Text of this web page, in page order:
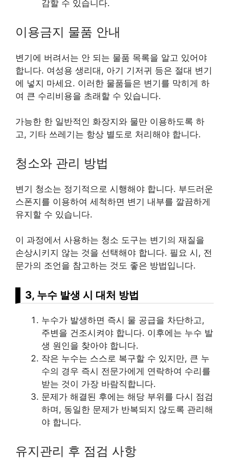
감할 수 있습니다.
이용금지 물품 안내
변기에 버려서는 안 되는 물품 목록을 알고 있어야
합니다. 여성용 생리대, 아기 기저귀 등은 절대 변기
에 넣지 마세요. 이러한 물품들은 변기를 막히게 하
여 큰 수리비용을 초래할 수 있습니다.
가능한 한 일반적인 화장지와 물만 이용하도록 하
고, 기타 쓰레기는 항상 별도로 처리해야 합니다.
청소와 관리 방법
변기 청소는 정기적으로 시행해야 합니다. 부드러운
스폰지를 이용하여 세척하면 변기 내부를 깔끔하게
유지할 수 있습니다.
이 과정에서 사용하는 청소 도구는 변기의 재질을
손상시키지 않는 것을 선택해야 합니다. 필요 시, 전
문가의 조언을 참고하는 것도 좋은 방법입니다.
3, 누수 발생 시 대처 방법
누수가 발생하면 즉시 물 공급을 차단하고,
주변을 건조시켜야 합니다. 이후에는 누수 발
생 원인을 찾아야 합니다.
작은 누수는 스스로 복구할 수 있지만, 큰 누
수의 경우 즉시 전문가에게 연락하여 수리를
받는 것이 가장 바람직합니다.
문제가 해결된 후에는 해당 부위를 다시 점검
하며, 동일한 문제가 반복되지 않도록 관리해
야 합니다.
유지관리 후 점검 사항